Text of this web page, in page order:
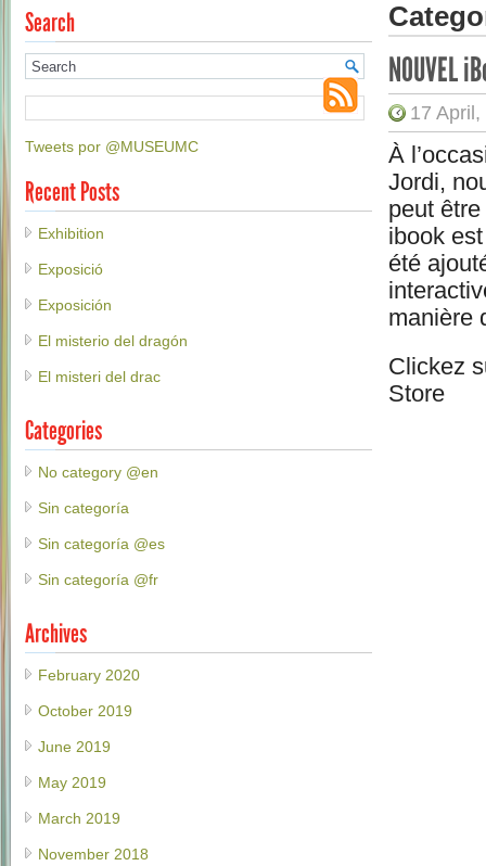
NOUVEL
17 April,
À
Jordi,
peut
ibook
été
manière
Clickez
Store
Search
Tweets por @MUSEUMC
Recent Posts
Exhibition
Exposició
Exposición
El misterio del dragón
El misteri del drac
Categories
No category @en
Sin categoría
Sin categoría @es
Sin categoría @fr
Archives
February 2020
October 2019
June 2019
May 2019
March 2019
November 2018